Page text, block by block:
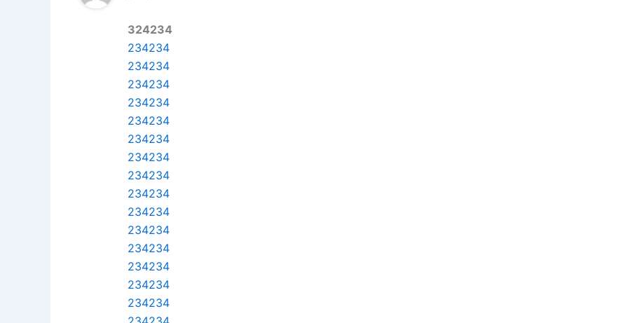
324234
234234
234234
234234
234234
234234
234234
234234
234234
234234
234234
234234
234234
234234
234234
234234